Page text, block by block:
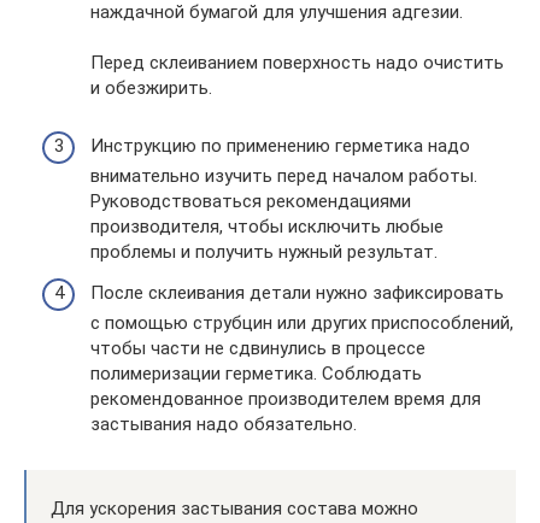
наждачной бумагой для улучшения адгезии.
Перед склеиванием поверхность надо очистить
и обезжирить.
Инструкцию по применению герметика надо
внимательно изучить перед началом работы.
Руководствоваться рекомендациями
производителя, чтобы исключить любые
проблемы и получить нужный результат.
После склеивания детали нужно зафиксировать
с помощью струбцин или других приспособлений,
чтобы части не сдвинулись в процессе
полимеризации герметика. Соблюдать
рекомендованное производителем время для
застывания надо обязательно.
Для ускорения застывания состава можно